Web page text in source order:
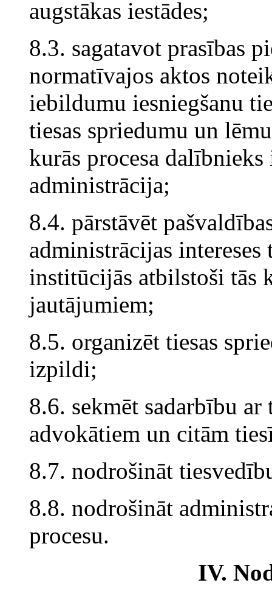
augstākas iestādes;
8.3. sagatavot prasības
normatīvajos aktos
iebildumu iesniegšanu
tiesas spriedumu un
kurās procesa
administrācija;
8.4. pārstāvēt
administrācijas
institūcijās atbilstoši tās
jautājumiem;
8.5. organizēt tiesas
izpildi;
8.6. sekmēt sadarbību
advokātiem un citām
8.7. nodrošināt
8.8. nodrošināt
procesu.
IV.